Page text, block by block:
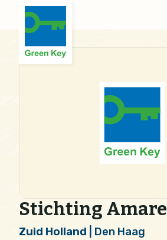
Stichting Amare
Zuid Holland | Den Haag